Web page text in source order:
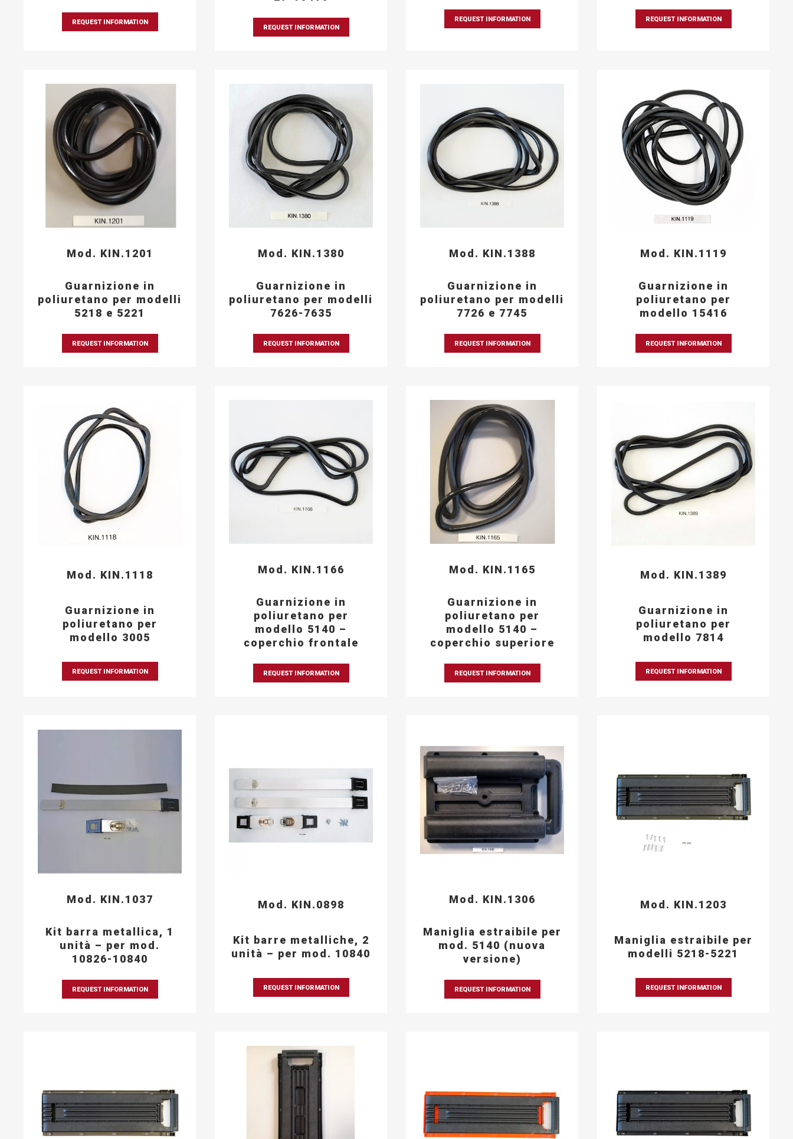
REQUEST INFORMATION
REQUEST INFORMATION
REQUEST INFORMATION REQUEST INFORMATION
Mod. KIN.1201
Guarnizione in
poliuretano per modelli
5218 e 5221
REQUEST INFORMATION
Mod. KIN.1380
Guarnizione in
poliuretano per modelli
7626-7635
REQUEST INFORMATION
Mod. KIN.1388
Guarnizione in
poliuretano per modelli
7726 e 7745
REQUEST INFORMATION
Mod. KIN.1119
Guarnizione in
poliuretano per
modello 15416
REQUEST INFORMATION
Mod. KIN.1118
Guarnizione in
poliuretano per
modello 3005
REQUEST INFORMATION
Mod. KIN.1166
Guarnizione in
poliuretano per
modello 5140 –
coperchio frontale
REQUEST INFORMATION
Mod. KIN.1165
Guarnizione in
poliuretano per
modello 5140 –
coperchio superiore
REQUEST INFORMATION
Mod. KIN.1389
Guarnizione in
poliuretano per
modello 7814
REQUEST INFORMATION
Mod. KIN.1037
Kit barra metallica, 1
unità – per mod.
10826-10840
REQUEST INFORMATION
Mod. KIN.0898
Kit barre metalliche, 2
unità – per mod. 10840
REQUEST INFORMATION
Mod. KIN.1306
Maniglia estraibile per
mod. 5140 (nuova
versione)
REQUEST INFORMATION
Mod. KIN.1203
Maniglia estraibile per
modelli 5218-5221
REQUEST INFORMATION